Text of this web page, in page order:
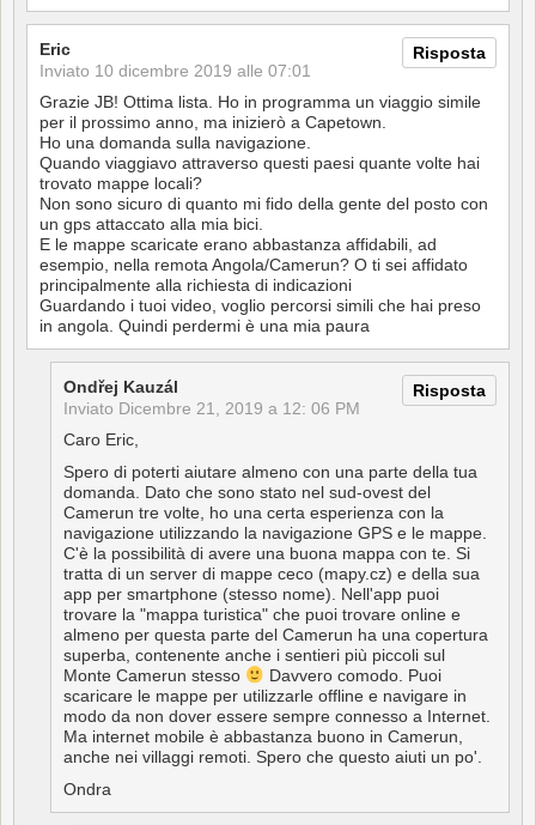
Risposta
Eric
Inviato 10 dicembre 2019 alle 07:01
Grazie JB! Ottima lista. Ho in programma un viaggio simile
per il prossimo anno, ma inizierò a Capetown.
Ho una domanda sulla navigazione.
Quando viaggiavo attraverso questi paesi quante volte hai
trovato mappe locali?
Non sono sicuro di quanto mi fido della gente del posto con
un gps attaccato alla mia bici.
E le mappe scaricate erano abbastanza affidabili, ad
esempio, nella remota Angola/Camerun? O ti sei affidato
principalmente alla richiesta di indicazioni
Guardando i tuoi video, voglio percorsi simili che hai preso
in angola. Quindi perdermi è una mia paura
Risposta
Ondřej Kauzál
Inviato Dicembre 21, 2019 a 12: 06 PM
Caro Eric,
Spero di poterti aiutare almeno con una parte della tua
domanda. Dato che sono stato nel sud-ovest del
Camerun tre volte, ho una certa esperienza con la
navigazione utilizzando la navigazione GPS e le mappe.
C'è la possibilità di avere una buona mappa con te. Si
tratta di un server di mappe ceco (mapy.cz) e della sua
app per smartphone (stesso nome). Nell'app puoi
trovare la "mappa turistica" che puoi trovare online e
almeno per questa parte del Camerun ha una copertura
superba, contenente anche i sentieri più piccoli sul
Monte Camerun stesso
Davvero comodo. Puoi
scaricare le mappe per utilizzarle offline e navigare in
modo da non dover essere sempre connesso a Internet.
Ma internet mobile è abbastanza buono in Camerun,
anche nei villaggi remoti. Spero che questo aiuti un po'.
Ondra